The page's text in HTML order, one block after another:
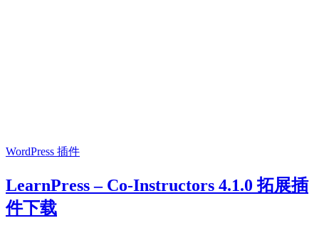
WordPress 插件
LearnPress – Co-Instructors 4.1.0 拓展插
件下载